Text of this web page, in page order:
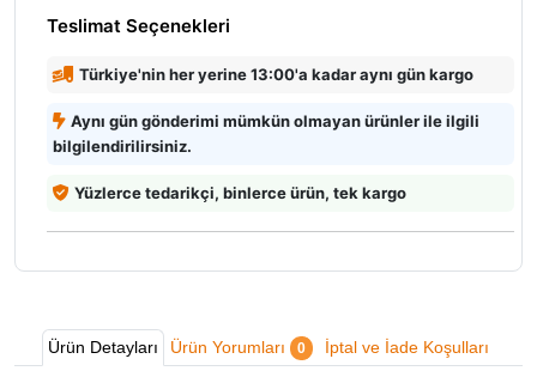
Teslimat Seçenekleri
Türkiye'nin her yerine 13:00'a kadar aynı gün kargo
Aynı gün gönderimi mümkün olmayan ürünler ile ilgili
bilgilendirilirsiniz.
Yüzlerce tedarikçi, binlerce ürün, tek kargo
Ürün Detayları Ürün Yorumları 0 İptal ve İade Koşulları